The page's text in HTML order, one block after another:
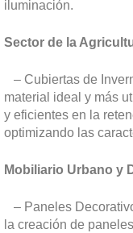
iluminación.
Sector de la
– Cubiertas de
material ideal y más
y eficientes en la
optimizando las
Mobiliario Urbano y
– Paneles
la creación de